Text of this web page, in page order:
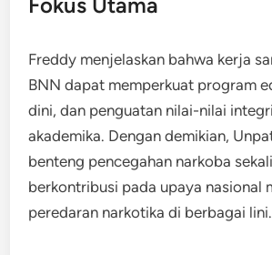
Freddy menjelaskan bahwa kerja
BNN dapat memperkuat program
dini, dan penguatan nilai-nilai
akademika. Dengan demikian,
benteng pencegahan narkoba
berkontribusi pada upaya nasional
peredaran narkotika di berbagai lini.